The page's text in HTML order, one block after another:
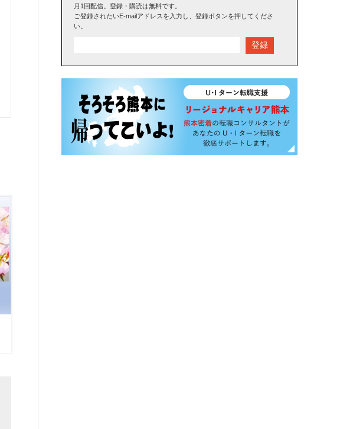
月1回配信。登録・購読は無料です。
ご登録されたいE-mailアドレスを入力し、登録ボタンを押してくださ
い。
登録